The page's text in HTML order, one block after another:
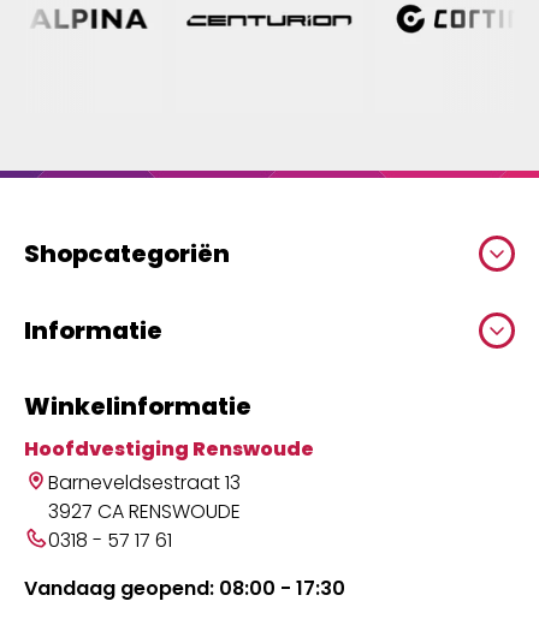
Shopcategoriën
Informatie
Winkelinformatie
Hoofdvestiging Renswoude
Barneveldsestraat 13
3927 CA RENSWOUDE
0318 - 57 17 61
Vandaag geopend: 08:00 - 17:30